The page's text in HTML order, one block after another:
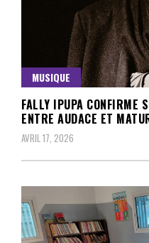
MUSIQUE
FALLY IPUPA CONFIRME
ENTRE AUDACE ET
AVRIL 17, 2026